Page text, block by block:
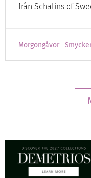
från Schalins of
Morgongåvor